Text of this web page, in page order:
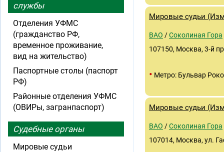
Мировые судьи
ВАО /Соколиная Гора
107150, Москва, 3-й
• Метро: Бульвар
Мировые судьи
ВАО /Соколиная Гора
107014, Москва, ул.
службы
Отделения УФМС
(гражданство РФ,
временное проживание,
вид на жительство)
Паспортные столы (паспорт
РФ)
Районные отделения УФМС
(ОВИРы, загранпаспорт)
Судебные органы
Мировые судьи